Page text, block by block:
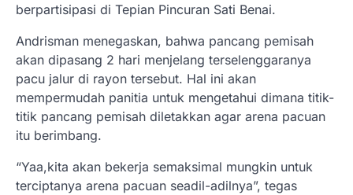
berpartisipasi di Tepian Pincuran Sati Benai.
Andrisman menegaskan, bahwa pancang pemisah
akan dipasang 2 hari menjelang terselenggaranya
pacu jalur di rayon tersebut. Hal ini akan
mempermudah panitia untuk mengetahui dimana titik-
titik pancang pemisah diletakkan agar arena pacuan
itu berimbang.
“Yaa,kita akan bekerja semaksimal mungkin untuk
terciptanya arena pacuan seadil-adilnya”, tegas